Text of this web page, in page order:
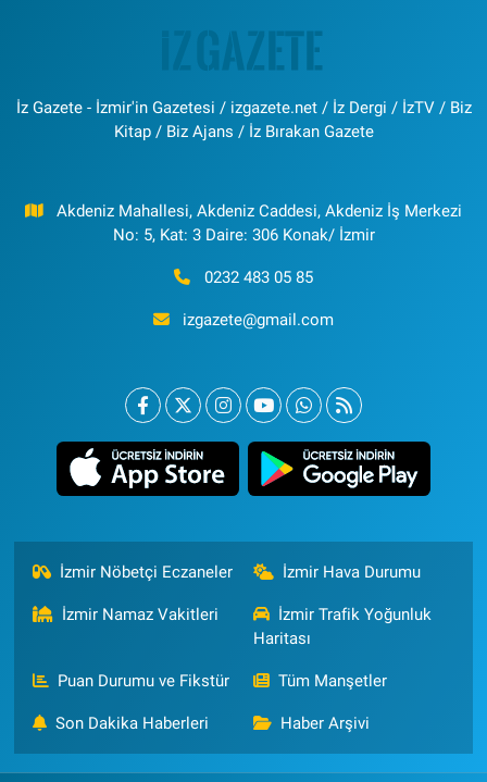
İz Gazete - İzmir'in Gazetesi / izgazete.net / İz Dergi / İzTV / Biz
Kitap / Biz Ajans / İz Bırakan Gazete
Akdeniz Mahallesi, Akdeniz Caddesi, Akdeniz İş Merkezi
No: 5, Kat: 3 Daire: 306 Konak/ İzmir
0232 483 05 85
izgazete@gmail.com
İzmir Nöbetçi Eczaneler İzmir Hava Durumu
İzmir Namaz Vakitleri
İzmir Trafik Yoğunluk
Haritası
Puan Durumu ve Fikstür Tüm Manşetler
Son Dakika Haberleri Haber Arşivi